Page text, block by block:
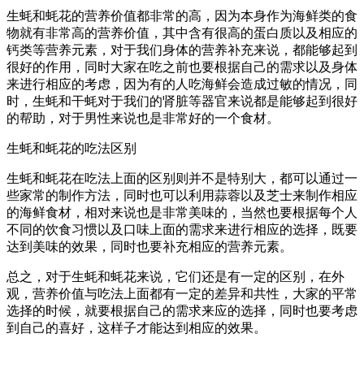
生蚝和蚝花的营养价值都非常的高，因为本身作为海鲜类的食
物就有非常高的营养价值，其中含有很高的蛋白质以及相应的
钙类等营养元素，对于我们身体的营养补充来说，都能够起到
很好的作用，同时大家在吃之前也要根据自己的需求以及身体
来进行相应的考虑，因为有的人吃海鲜会造成过敏的情况，同
时，生蚝和干蚝对于我们的肾脏等器官来说都是能够起到很好
的帮助，对于男性来说也是非常好的一个食材。
生蚝和蚝花的吃法区别
生蚝和蚝花在吃法上面的区别则并不是特别大，都可以通过一
些家常的制作方法，同时也可以利用蒜蓉以及芝士来制作相应
的海鲜食材，相对来说也是非常美味的，当然也要根据每个人
不同的饮食习惯以及口味上面的需求来进行相应的选择，既要
达到美味的效果，同时也要补充相应的营养元素。
总之，对于生蚝和蚝花来说，它们还是有一定的区别，在外
观，营养价值与吃法上面都有一定的差异和共性，大家的平常
选择的时候，就要根据自己的需求来应的选择，同时也要考虑
到自己的喜好，这样子才能达到相应的效果。